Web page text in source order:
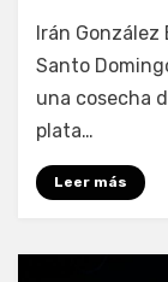
por Fernando
Irán González
Santo
una cosecha
plata…
Leer más